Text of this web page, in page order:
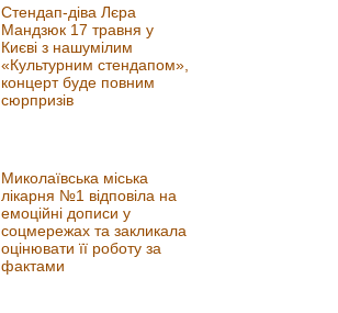
Стендап-діва Лєра
Мандзюк 17 травня у
Києві з нашумілим
«Культурним стендапом»,
концерт буде повним
сюрпризів
Миколаївська міська
лікарня №1 відповіла на
емоційні дописи у
соцмережах та закликала
оцінювати її роботу за
фактами